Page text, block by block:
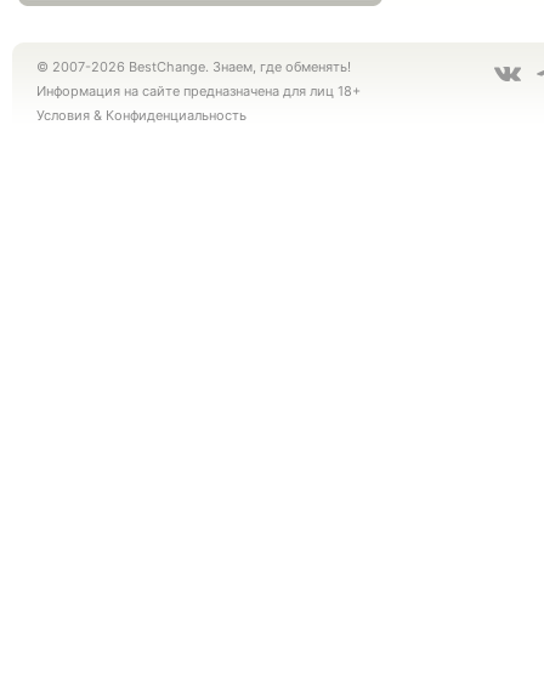
© 2007-2026 BestChange. Знаем, где обменять!
Информация на сайте предназначена для лиц 18+
Условия & Конфиденциальность